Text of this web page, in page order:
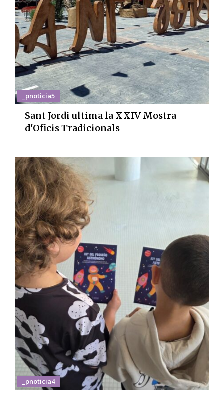
_pnoticia5
Sant Jordi ultima la XXIV Mostra
d'Oficis Tradicionals
_pnoticia4